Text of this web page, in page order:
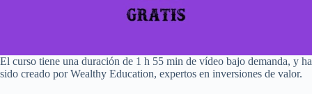
El curso tiene una duración de 1 h 55 min de vídeo bajo demanda, y ha
sido creado por Wealthy Education, expertos en inversiones de valor.